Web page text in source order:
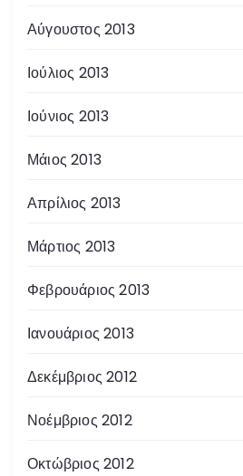
Αύγουστος 2013
Ιούλιος 2013
Ιούνιος 2013
Μάιος 2013
Απρίλιος 2013
Μάρτιος 2013
Φεβρουάριος 2013
Ιανουάριος 2013
Δεκέμβριος 2012
Νοέμβριος 2012
Οκτώβριος 2012